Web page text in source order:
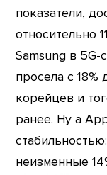
показатели,
относительно
Samsung в 5G-
просела с
корейцев и
ранее. Ну а
неизменные